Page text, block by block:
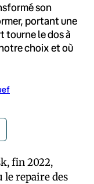
son
portant une
tourne le dos à
choix et où
fin 2022,
le repaire des